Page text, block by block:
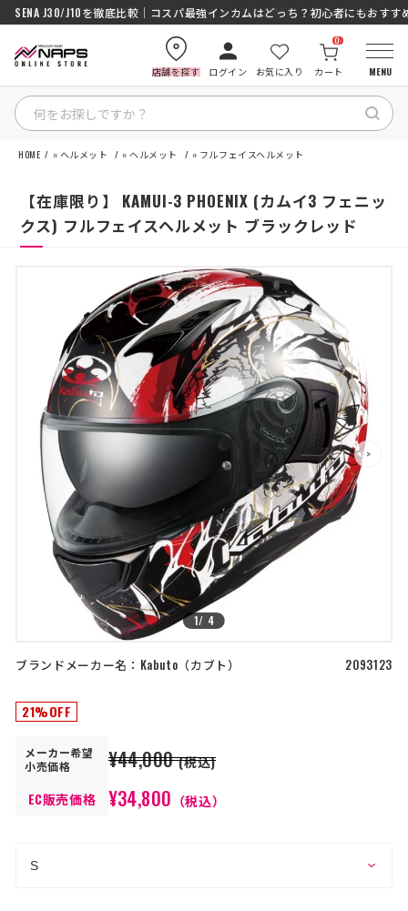
SENA J30/J10を徹底比較｜コスパ最強インカムはどっち？初心者にもおすす
店舗を探す ログイン お気に入り カート
0
MENU
カテゴリから探す
ナップスメンバーズ
店舗を探す
コーポレートサイト
採用情報
特定商取引法に基づく表記
古物営業法に基づく表示/保険勧誘
方針
利用規約
商品レビュー利用規約
プライバシーポリシー
返金ポリシー
カスタマーハラスメントに対する方
HOME » ヘルメット » ヘルメット » フルフェイスヘルメット
【在庫限り】 KAMUI-3 PHOENIX (カムイ3 フェニッ
クス) フルフェイスヘルメット ブラックレッド
1/ 4
> >
ブランドメーカー名： Kabuto カブト 2093123
21%OFF
メーカー希望
小売価格
¥44,000 (税込)
EC販売価格
¥34,800 （税込）